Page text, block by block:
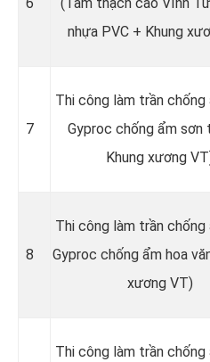
nhựa PVC + Khung
7
Thi công làm trần chống
Gyproc chống ẩm sơn
Khung xương
8
Thi công làm trần chống
Gyproc chống ẩm hoa
xương VT)
Thi công làm trần chống